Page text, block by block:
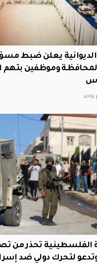
يعلن ضبط
وموظفين بتهم
واحد
الفلسطينية تحذر من
لتحرك دولي ضد